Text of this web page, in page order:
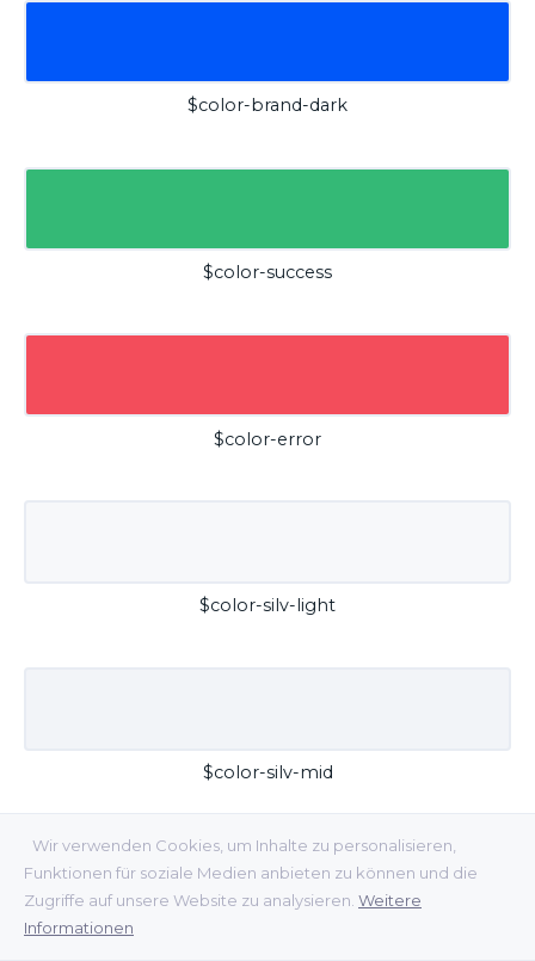
Wir verwenden Cookies, um Inhalte zu personalisieren,
Funktionen für soziale Medien anbieten zu können und die
Zugriffe auf unsere Website zu analysieren. Weitere
Informationen
$color-brand-dark
$color-success
$color-error
$color-silv-light
$color-silv-mid